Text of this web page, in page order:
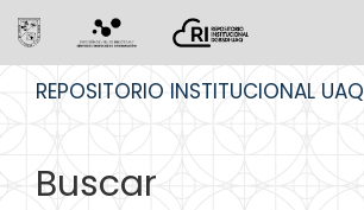
REPOSITORIO INSTITUCIONAL UAQ
Buscar